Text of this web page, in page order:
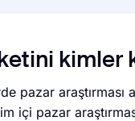
pazar
içi pazar